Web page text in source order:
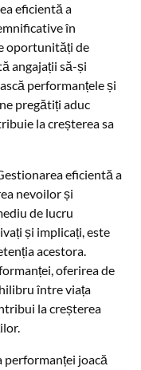
eficientă a
în
oportunități de
angajații să-și
performanțele și
pregătiți aduc
la creșterea sa
eficientă a
nevoilor și
de lucru
și implicați, este
acestora.
oferirea de
între viața
la creșterea
performanței joacă